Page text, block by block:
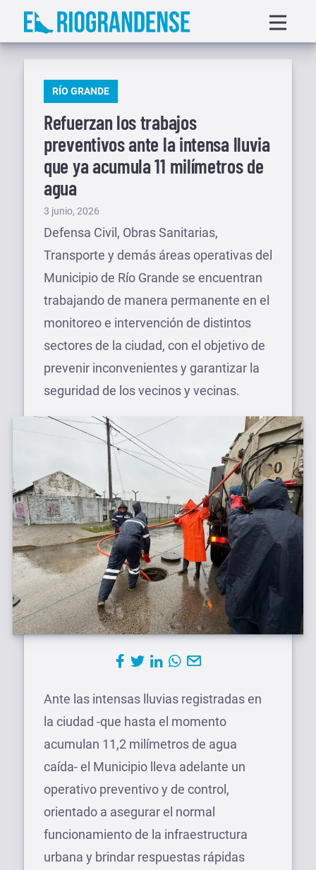
Saltar
menu
PUBLICADO
RÍO GRANDE
Refuerzan los trabajos
preventivos ante la intensa lluvia
que ya acumula 11 milímetros de
agua
Publicado
el
3 junio, 2026
Defensa Civil, Obras Sanitarias,
Transporte y demás áreas operativas del
Municipio de Río Grande se encuentran
trabajando de manera permanente en el
monitoreo e intervención de distintos
sectores de la ciudad, con el objetivo de
prevenir inconvenientes y garantizar la
seguridad de los vecinos y vecinas.
Ante las intensas lluvias registradas en
la ciudad -que hasta el momento
acumulan 11,2 milímetros de agua
caída- el Municipio lleva adelante un
operativo preventivo y de control,
orientado a asegurar el normal
funcionamiento de la infraestructura
urbana y brindar respuestas rápidas